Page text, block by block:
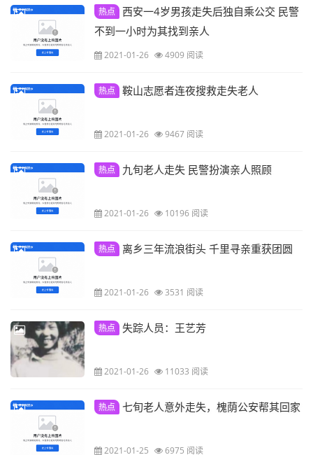
热点
西安一4岁男孩走失后独自乘公交 民警
不到一小时为其找到亲人
2021-01-26 4909 阅读
热点 鞍山志愿者连夜搜救走失老人
2021-01-26 9467 阅读
热点 九旬老人走失 民警扮演亲人照顾
2021-01-26 10196 阅读
热点 离乡三年流浪街头 千里寻亲重获团圆
2021-01-26 3531 阅读
热点 失踪人员：王艺芳
2021-01-26 11033 阅读
热点 七旬老人意外走失，槐荫公安帮其回家
2021-01-25 6975 阅读